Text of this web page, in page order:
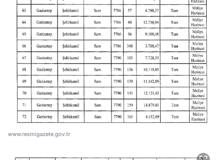
www.resmigazete.gov.tr